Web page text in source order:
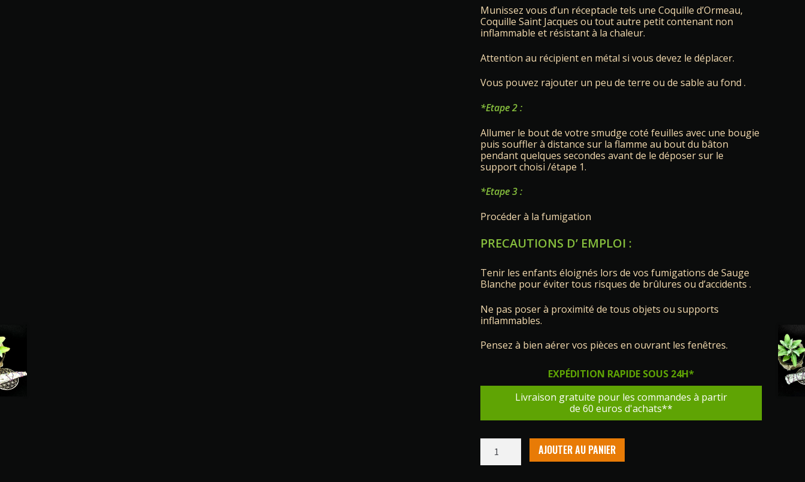
Munissez vous d’un réceptacle tels une Coquille d’Ormeau,
Coquille Saint Jacques ou tout autre petit contenant non
inflammable et résistant à la chaleur.
Attention au récipient en métal si vous devez le déplacer.
Vous pouvez rajouter un peu de terre ou de sable au fond .
*Etape 2 :
Allumer le bout de votre smudge coté feuilles avec une bougie
puis souffler à distance sur la flamme au bout du bâton
pendant quelques secondes avant de le déposer sur le
support choisi /étape 1.
*Etape 3 :
Procéder à la fumigation
PRECAUTIONS D’ EMPLOI :
Tenir les enfants éloignés lors de vos fumigations de Sauge
Blanche pour éviter tous risques de brûlures ou d’accidents .
Ne pas poser à proximité de tous objets ou supports
inflammables.
Pensez à bien aérer vos pièces en ouvrant les fenêtres.
EXPÉDITION RAPIDE SOUS 24H*
Livraison gratuite pour les commandes à partir
de 60 euros d'achats**
quantité
Sauge
AJOUTER AU PANIER